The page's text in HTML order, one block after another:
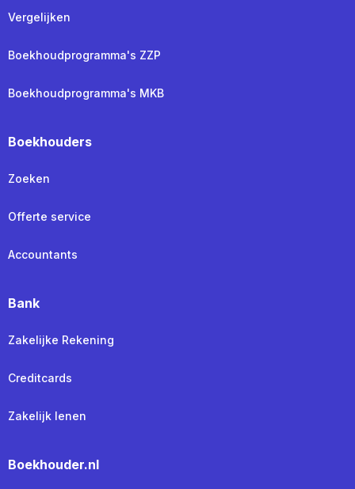
Vergelijken
Boekhoudprogramma's ZZP
Boekhoudprogramma's MKB
Boekhouders
Zoeken
Offerte service
Accountants
Bank
Zakelijke Rekening
Creditcards
Zakelijk lenen
Boekhouder.nl